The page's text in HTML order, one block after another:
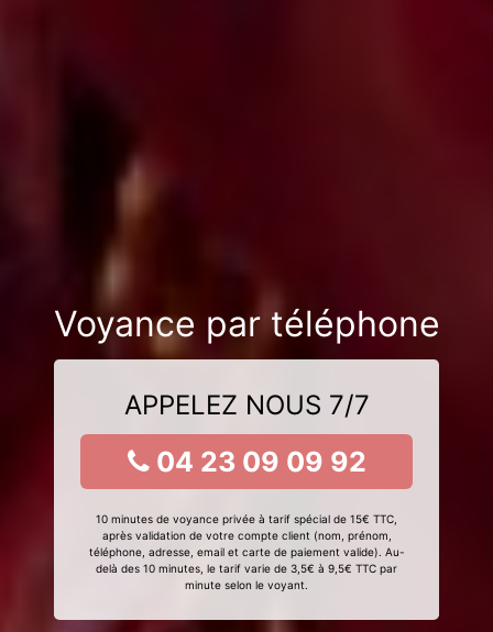
Voyance par téléphone
APPELEZ NOUS 7/7
04 23 09 09 92
10 minutes de voyance privée à tarif spécial de 15€ TTC,
après validation de votre compte client (nom, prénom,
téléphone, adresse, email et carte de paiement valide). Au-
delà des 10 minutes, le tarif varie de 3,5€ à 9,5€ TTC par
minute selon le voyant.